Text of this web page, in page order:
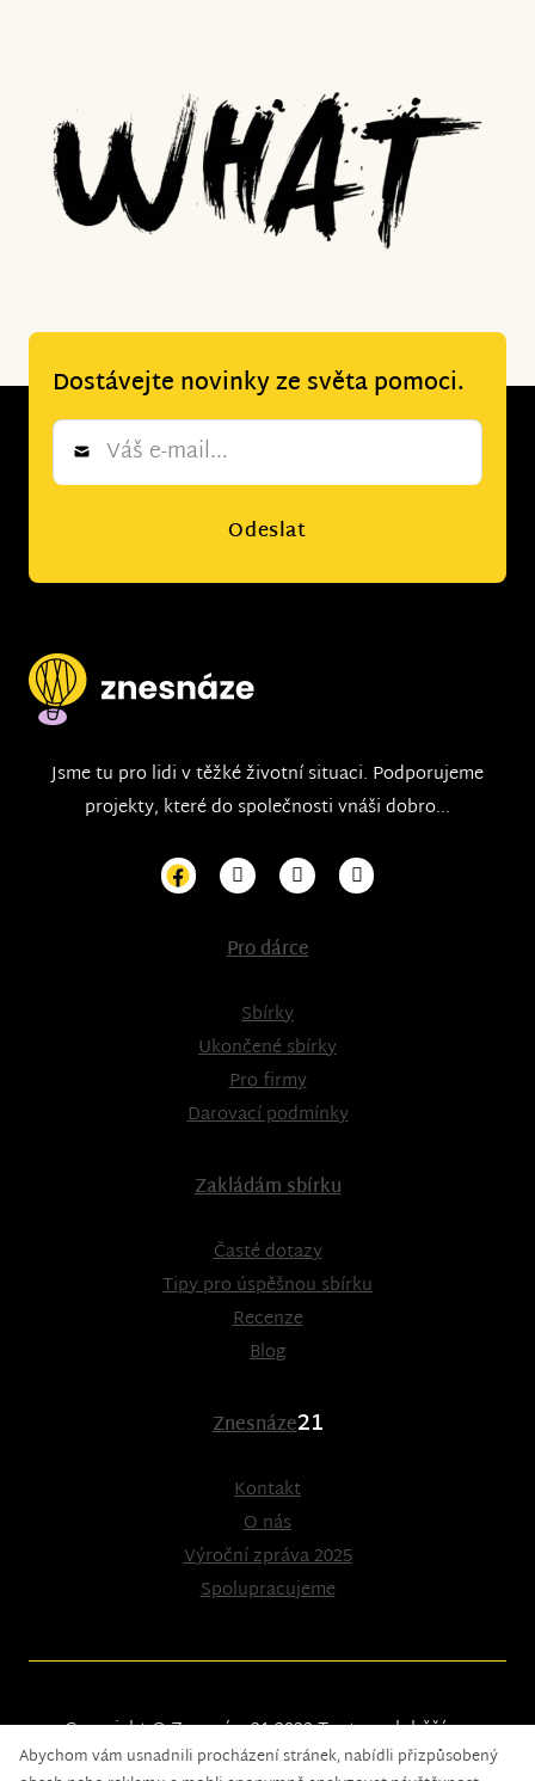
Dostávejte novinky ze světa pomoci.
Newsletter
Odeslat
Jsme tu pro lidi v těžké životní situaci. Podporujeme
projekty, které do společnosti vnáši dobro...
Pro dárce
Sbírky
Ukončené sbírky
Pro firmy
Darovací podmínky
Zakládám sbírku
Časté dotazy
Tipy pro úspěšnou sbírku
Recenze
Blog
Znesnáze21
Kontakt
O nás
Výroční zpráva 2025
Spolupracujeme
Copyright © Znesnáze21 2023Tento web běží na
solidpixels.
Abychom vám usnadnili procházení stránek, nabídli přizpůsobený